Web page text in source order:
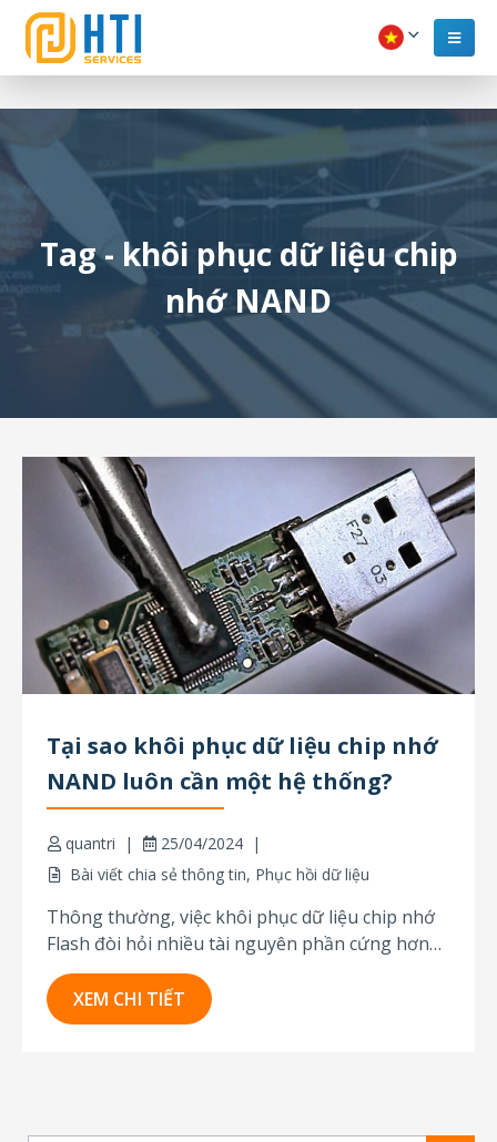
Tag - khôi phục dữ liệu chip
nhớ NAND
Tại sao khôi phục dữ liệu chip nhớ
NAND luôn cần một hệ thống?
quantri
25/04/2024
Bài viết chia sẻ thông tin, Phục hồi dữ liệu
Thông thường, việc khôi phục dữ liệu chip nhớ
Flash đòi hỏi nhiều tài nguyên phần cứng hơn
so với khôi phục dữ liệu HDD hoặc SSD. Khi xử lý
khôi phục ổ cứng, tất cả các hoạt động phức tạp
đều do CPU bên trong PCB của ổ...
XEM CHI TIẾT